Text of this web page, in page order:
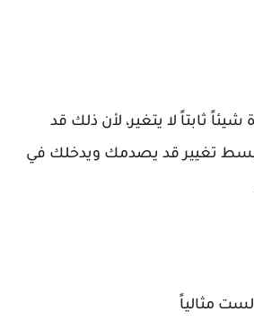
شيئاً ثابتاً لا يتغير، لأن ذلك قد
تغيير قد يصدمك ويدخلك في